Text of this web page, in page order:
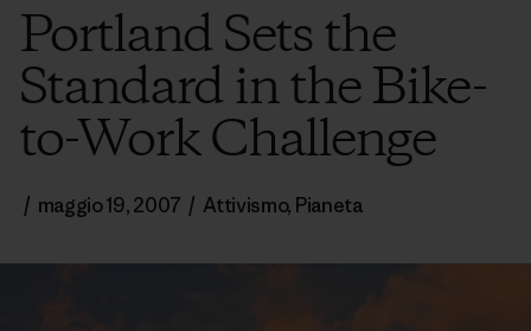
Portland Sets the
Standard in the Bike-
to-Work Challenge
/ maggio 19, 2007 / Attivismo, Pianeta